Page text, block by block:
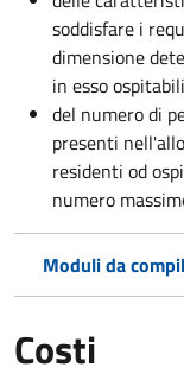
soddisfare i
dimensione
in esso ospitabili
del numero di
presenti
residenti od
numero
Moduli da
Costi